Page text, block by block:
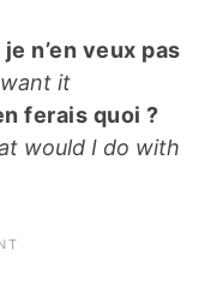
je n’en veux pas
it
ferais quoi ?
would I do with